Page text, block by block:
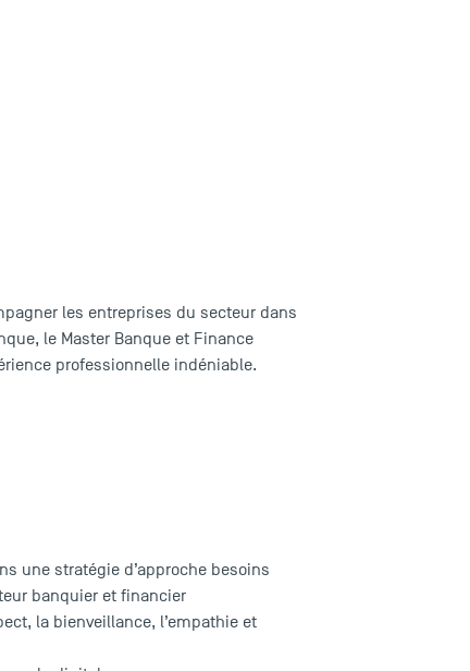
les entreprises du secteur dans
le Master Banque et Finance
professionnelle indéniable.
une stratégie d’approche besoins
banquier et financier
la bienveillance, l’empathie et